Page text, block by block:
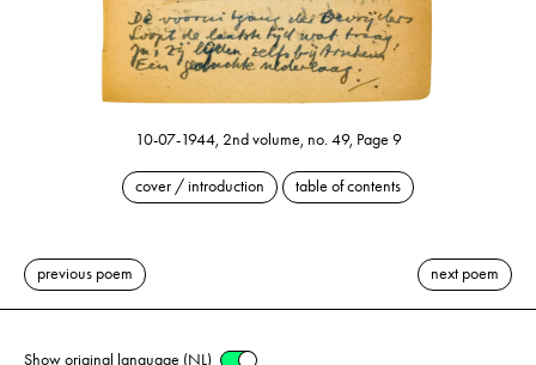
10-07-1944, 2nd volume, no. 49, Page 9
cover / introduction table of contents
previous poem next poem
Show original language (NL)